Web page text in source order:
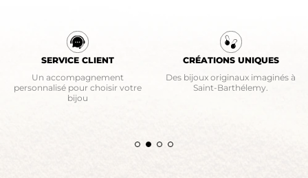
SERVICE CLIENT
Un accompagnement
personnalisé pour choisir votre
bijou
CRÉATIONS UNIQUES
Des bijoux originaux imaginés à
Saint-Barthélemy.